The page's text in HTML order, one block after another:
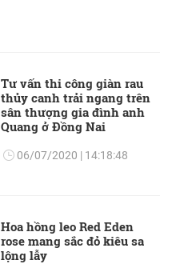
Tư vấn thi công giàn rau
thủy canh trải ngang trên
sân thượng gia đình anh
Quang ở Đồng Nai
06/07/2020 | 14:18:48
Hoa hồng leo Red Eden
rose mang sắc đỏ kiêu sa
lộng lẫy